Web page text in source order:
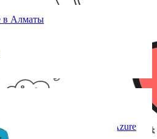
кресло ThunderX3 TC5-Azure